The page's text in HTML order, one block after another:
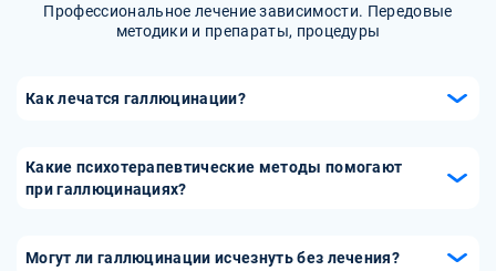
Профессиональное лечение зависимости. Передовые
методики и препараты, процедуры
Как лечатся галлюцинации?
применяется комплексный подход, включающий
психотерапию, медикаментозное лечение (например,
специалистом, который сможет установить точный
Какие психотерапевтические методы помогают
при галлюцинациях?
галлюцинаций являются когнитивно-поведенческая
Могут ли галлюцинации исчезнуть без лечения?